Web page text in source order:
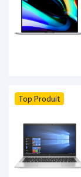
Top Produit